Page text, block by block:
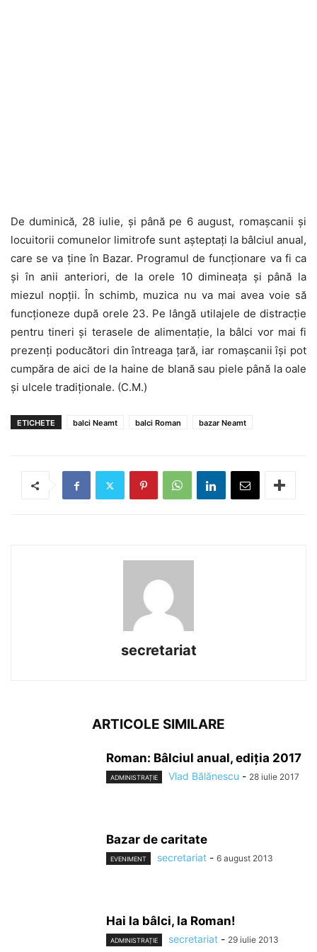
De duminică, 28 iulie, și până pe 6 august, romașcanii și
locuitorii comunelor limitrofe sunt așteptați la bâlciul anual,
care se va ține în Bazar. Programul de funcționare va fi ca
și în anii anteriori, de la orele 10 dimineața și până la
miezul nopții. În schimb, muzica nu va mai avea voie să
funcționeze după orele 23. Pe lângă utilajele de distracție
pentru tineri și terasele de alimentație, la bâlci vor mai fi
prezenți poducători din întreaga țară, iar romașcanii își pot
cumpăra de aici de la haine de blană sau piele până la oale
și ulcele tradiționale. (C.M.)
ETICHETE balci Neamt balci Roman bazar Neamt
secretariat
ARTICOLE SIMILARE
Roman: Bâlciul anual, ediția 2017
ADMINISTRAȚIE Vlad Bălănescu - 28 iulie 2017
Bazar de caritate
EVENIMENT secretariat - 6 august 2013
Hai la bâlci, la Roman!
ADMINISTRAȚIE secretariat - 29 iulie 2013